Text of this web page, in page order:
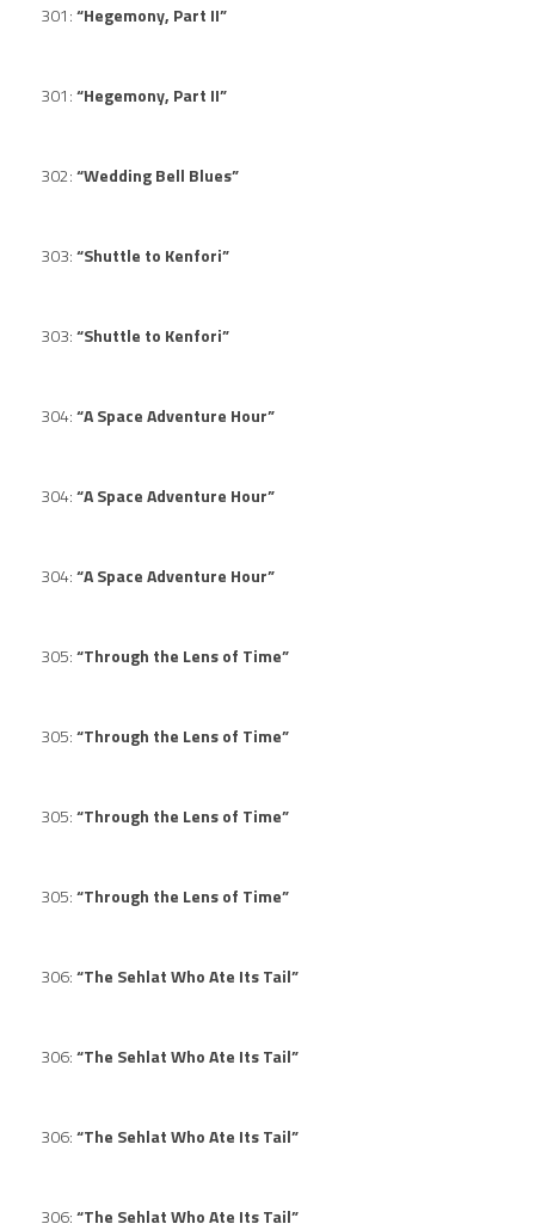
301:“Hegemony, Part II”
301:“Hegemony, Part II”
302:“Wedding Bell Blues”
303:“Shuttle to Kenfori”
303:“Shuttle to Kenfori”
304:“A Space Adventure Hour”
304:“A Space Adventure Hour”
304:“A Space Adventure Hour”
305:“Through the Lens of Time”
305:“Through the Lens of Time”
305:“Through the Lens of Time”
305:“Through the Lens of Time”
306:“The Sehlat Who Ate Its Tail”
306:“The Sehlat Who Ate Its Tail”
306:“The Sehlat Who Ate Its Tail”
306:“The Sehlat Who Ate Its Tail”